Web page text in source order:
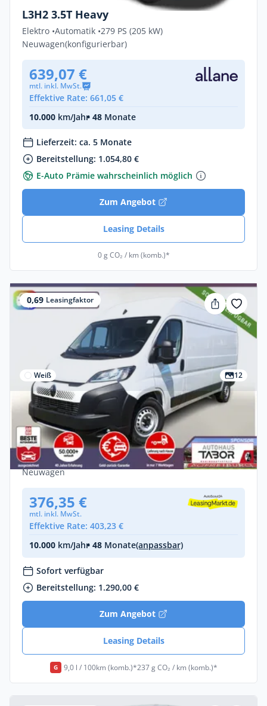
L3H2 3.5T Heavy
Elektro •Automatik •279 PS (205 kW)
Neuwagen(konfigurierbar)
639,07 €
mtl. inkl. MwSt.
Effektive Rate: 661,05 €
10.000 km/Jahr• 48 Monate
Lieferzeit: ca. 5 Monate
Bereitstellung: 1.054,80 €
E-Auto Prämie wahrscheinlich möglich
Zum Angebot
Leasing Details
0 g CO₂ / km (komb.)*
0,69 Leasingfaktor
Weiß 12
Privat & Gewerbe
Citroën Jumper 35+ L3H2 AT CarPlay
CargoP PremiumC AHK
Diesel • Automatik •
140 PS (103 kW)
Neuwagen
376,35 €
mtl. inkl. MwSt.
Effektive Rate: 403,23 €
10.000 km/Jahr• 48 Monate(anpassbar)
Sofort verfügbar
Bereitstellung: 1.290,00 €
Zum Angebot
Leasing Details
G 9,0 l / 100km (komb.)*237 g CO₂ / km (komb.)*